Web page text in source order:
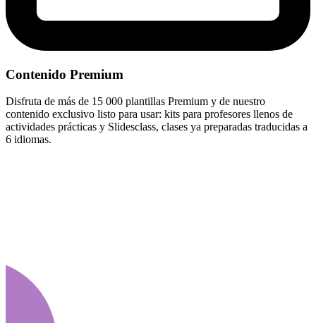
Contenido Premium
Disfruta de más de 15 000 plantillas Premium y de nuestro
contenido exclusivo listo para usar: kits para profesores llenos de
actividades prácticas y Slidesclass, clases ya preparadas traducidas a
6 idiomas.